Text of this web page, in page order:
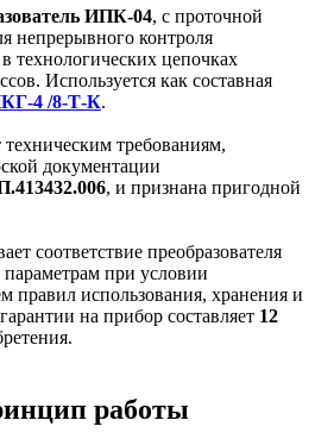
ИПК-04, с проточной
непрерывного контроля
технологических цепочках
Используется как составная
4 /8-Т-К.
техническим требованиям,
документации
, и признана пригодной
соответствие преобразователя
при условии
правил использования, хранения и
на прибор составляет 12
работы